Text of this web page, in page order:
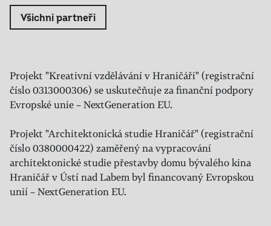
Všichni partneři
Projekt "Kreativní vzdělávání v Hraničáři" (registrační
číslo 0313000306) se uskutečňuje za finanční podpory
Evropské unie – NextGeneration EU.
Projekt "Architektonická studie Hraničář" (registrační
číslo 0380000422) zaměřený na vypracování
architektonické studie přestavby domu bývalého kina
Hraničář v Ústí nad Labem byl financovaný Evropskou
unií – NextGeneration EU.